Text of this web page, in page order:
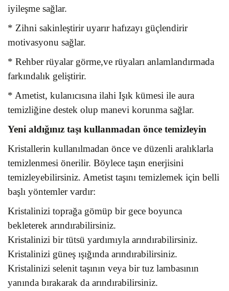
iyileşme sağlar.
* Zihni sakinleştirir uyarır hafızayı güçlendirir
motivasyonu sağlar.
* Rehber rüyalar görme,ve rüyaları anlamlandırmada
farkındalık geliştirir.
* Ametist, kulanıcısına ilahi Işık kümesi ile aura
temizliğine destek olup manevi korunma sağlar.
Yeni aldığınız taşı kullanmadan önce temizleyin
Kristallerin kullanılmadan önce ve düzenli aralıklarla
temizlenmesi önerilir. Böylece taşın enerjisini
temizleyebilirsiniz. Ametist taşını temizlemek için belli
başlı yöntemler vardır:
Kristalinizi toprağa gömüp bir gece boyunca
bekleterek arındırabilirsiniz.
Kristalinizi bir tütsü yardımıyla arındırabilirsiniz.
Kristalinizi güneş ışığında arındırabilirsiniz.
Kristalinizi selenit taşının veya bir tuz lambasının
yanında bırakarak da arındırabilirsiniz.